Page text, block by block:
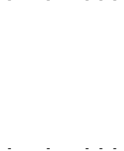
- - - - -